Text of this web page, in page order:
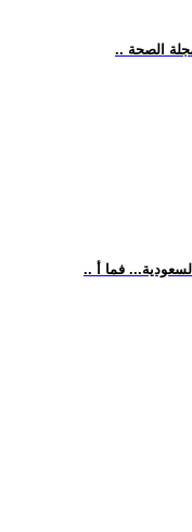
الصحة
فما أ